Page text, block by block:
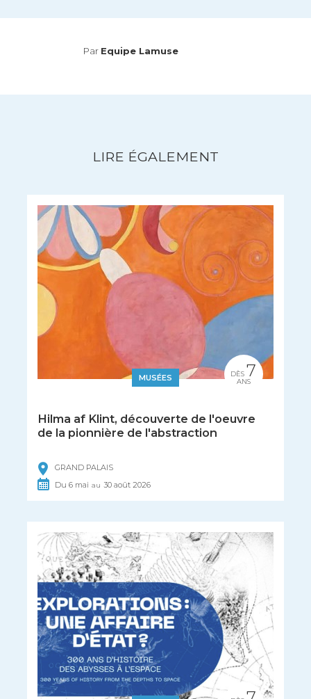
Par Equipe Lamuse
LIRE ÉGALEMENT
MUSÉES
Hilma af Klint, découverte de l'oeuvre
de la pionnière de l'abstraction
GRAND PALAIS
Du6 mai au 30août 2026
DÈS 7
ANS